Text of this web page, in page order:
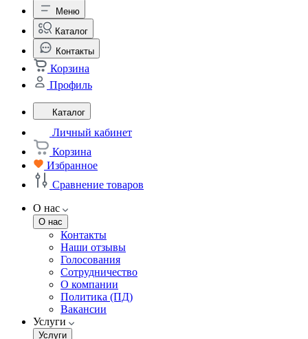
Меню
Каталог
Контакты
Корзина
Профиль
Каталог
Личный кабинет
Корзина
Избранное
Сравнение товаров
О нас
О нас
Контакты
Наши отзывы
Голосования
Сотрудничество
О компании
Политика (ПД)
Вакансии
Услуги
Услуги